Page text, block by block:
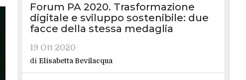
Forum PA 2020. Trasformazione
digitale e sviluppo sostenibile: due
facce della stessa medaglia
19 Ott 2020
di Elisabetta Bevilacqua